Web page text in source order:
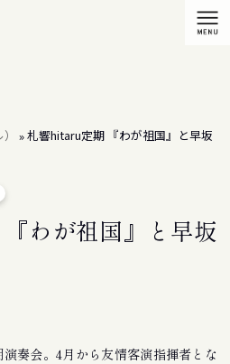
»札響hitaru定期 『わが祖国』と早坂
わが祖国』と早坂
奏会。4月から友情客演指揮者とな